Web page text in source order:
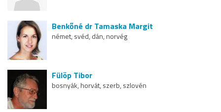
Benkőné dr Tamaska Margit
német, svéd, dán, norvég
Fülöp Tibor
bosnyák, horvát, szerb, szlovén